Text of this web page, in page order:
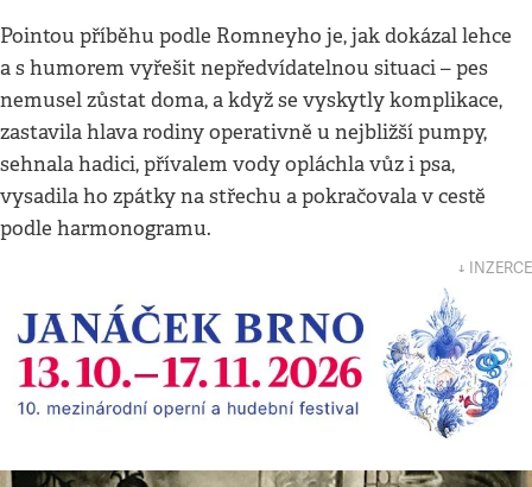
Pointou příběhu podle Romneyho je, jak dokázal lehce
a s humorem vyřešit nepředvídatelnou situaci – pes
nemusel zůstat doma, a když se vyskytly komplikace,
zastavila hlava rodiny operativně u nejbližší pumpy,
sehnala hadici, přívalem vody opláchla vůz i psa,
vysadila ho zpátky na střechu a pokračovala v cestě
podle harmonogramu.
↓ INZERCE